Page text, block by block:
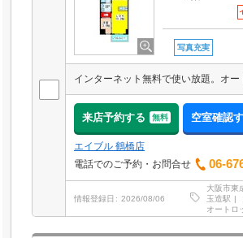
写真充実
来店予約する 無料 空室確認
エイブル 鶴橋店
電話でのご予約・お問合せ
06-
情報登録日 2026/08/06
大阪市東
玉造駅
オートロ